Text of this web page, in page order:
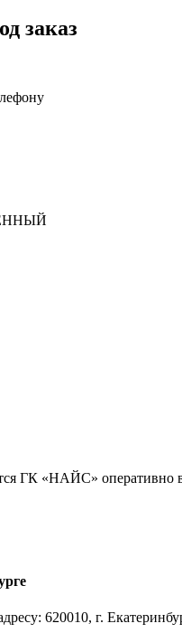
заказ
ГК «НАЙС» оперативно
620010, г.